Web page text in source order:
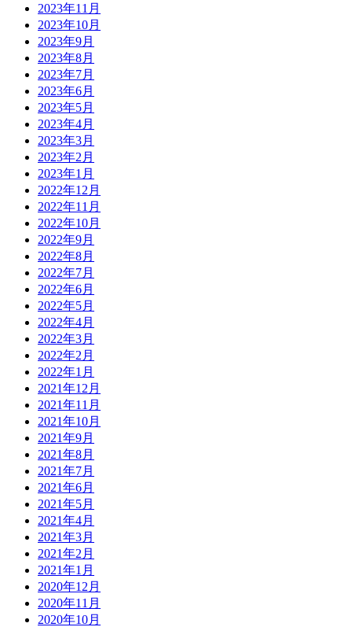
2023年11月
2023年10月
2023年9月
2023年8月
2023年7月
2023年6月
2023年5月
2023年4月
2023年3月
2023年2月
2023年1月
2022年12月
2022年11月
2022年10月
2022年9月
2022年8月
2022年7月
2022年6月
2022年5月
2022年4月
2022年3月
2022年2月
2022年1月
2021年12月
2021年11月
2021年10月
2021年9月
2021年8月
2021年7月
2021年6月
2021年5月
2021年4月
2021年3月
2021年2月
2021年1月
2020年12月
2020年11月
2020年10月